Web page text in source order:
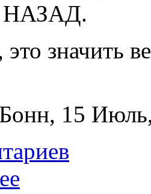
НАЗАД.
значить
15